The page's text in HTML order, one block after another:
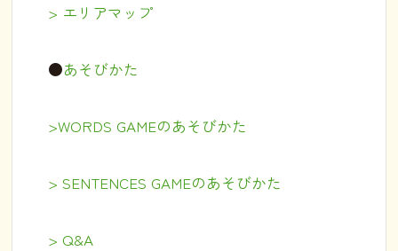
> エリアマップ
●あそびかた
>WORDS GAMEのあそびかた
> SENTENCES GAMEのあそびかた
> Q&A